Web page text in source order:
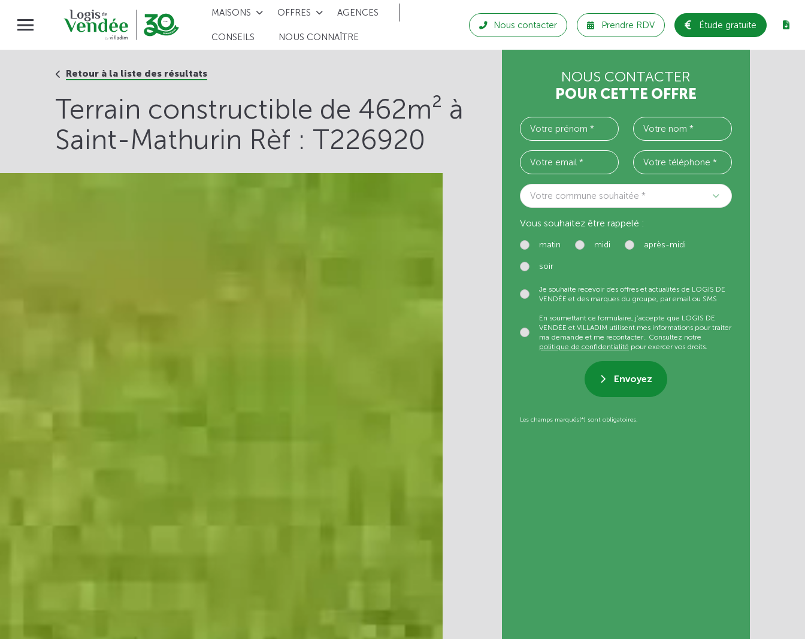
MAISONS OFFRES AGENCES
CONSEILS NOUS CONNAÎTRE
Nous contacter Prendre RDV Étude gratuite
Retour à la liste des résultats
Terrain constructible de 462m² à
Saint-Mathurin Rèf : T226920
NOUS CONTACTER
POUR CETTE OFFRE
Votre commune souhaitée *
Vous souhaitez être rappelé :
matin midi après-midi
soir
Je souhaite recevoir des offres et actualités de LOGIS DE
VENDÉE et des marques du groupe, par email ou SMS
En soumettant ce formulaire, j’accepte que LOGIS DE
VENDÉE et VILLADIM utilisent mes informations pour traiter
ma demande et me recontacter.. Consultez notre
politique de confidentialité pour exercer vos droits.
Envoyez
Les champs marqués(*) sont obligatoires.